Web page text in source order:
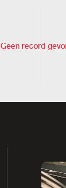
Geen record